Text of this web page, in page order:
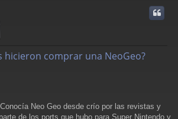
hicieron comprar una NeoGeo?
Neo Geo desde crío por las revistas y
de los ports que hubo para Super Nintendo y